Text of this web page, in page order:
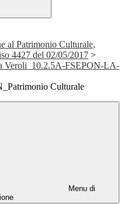
al Patrimonio Culturale,
4427 del 02/05/2017 >
Veroli_10.2.5A-FSEPON-LA-
Culturale
Menu di